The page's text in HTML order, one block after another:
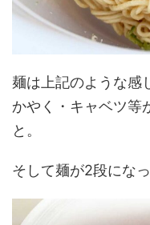
麺は上記のような感
かやく・キャベツ等
と。
そして麺が2段にな